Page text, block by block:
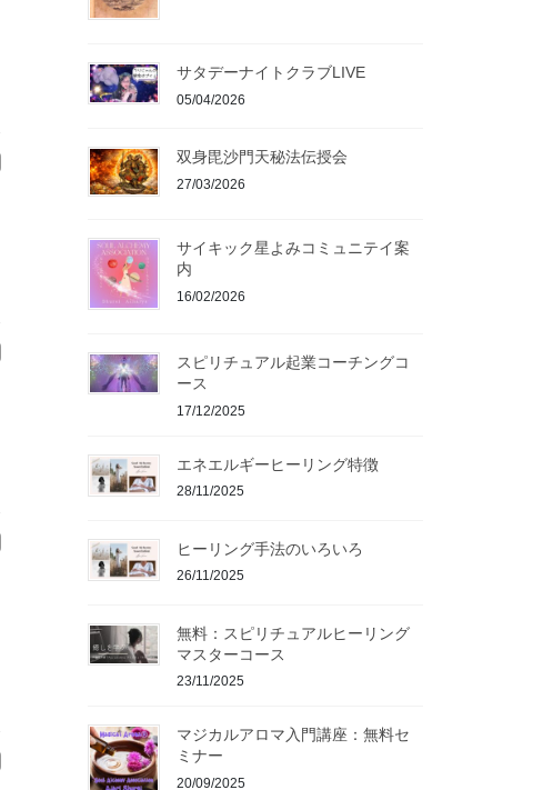
サタデーナイトクラブLIVE
05/04/2026
双身毘沙門天秘法伝授会
27/03/2026
サイキック星よみコミュニテイ案
内
16/02/2026
スピリチュアル起業コーチングコ
ース
17/12/2025
エネエルギーヒーリング特徴
28/11/2025
ヒーリング手法のいろいろ
26/11/2025
無料：スピリチュアルヒーリング
マスターコース
23/11/2025
マジカルアロマ入門講座：無料セ
ミナー
20/09/2025